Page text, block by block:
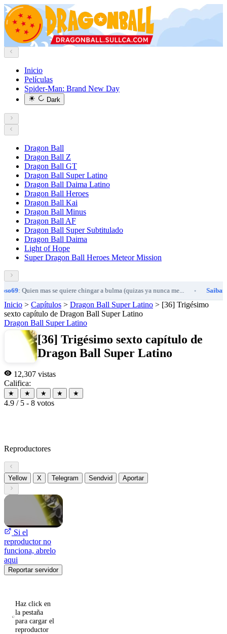
Inicio
Películas
Spider-Man: Brand New Day
Dark
Dragon Ball
Dragon Ball Z
Dragon Ball GT
Dragon Ball Super Latino
Dragon Ball Daima Latino
Dragon Ball Heroes
Dragon Ball Kai
Dragon Ball Minus
Dragon Ball AF
Dragon Ball Super Subtitulado
Dragon Ball Daima
Light of Hope
Super Dragon Ball Heroes Meteor Mission
: Quien mas se quiere chingar a bulma (quizas ya nunca me... •
Inicio > Capítulos > Dragon Ball Super Latino > [36] Trigésimo
sexto capítulo de Dragon Ball Super Latino
Dragon Ball Super Latino
[36] Trigésimo sexto capítulo de
Dragon Ball Super Latino
12,307 vistas
Califica:
★ ★ ★ ★ ★
4.9 / 5 - 8 votos
Reproductores
Yellow X Telegram Sendvid Aportar
Si el
reproductor no
funciona, abrelo
aqui
Reportar servidor
Haz click en
la pestaña
para cargar el
reproductor